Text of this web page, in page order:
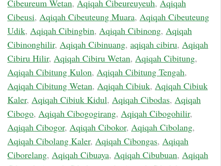
Cibeureum Wetan, Aqiqah Cibeureuyeuh, Aqiqah
Cibeusi, Aqiqah Cibeuteung Muara, Aqiqah Cibeuteung
Udik, Aqiqah Cibingbin, Aqiqah Cibinong, Aqiqah
Cibinonghilir, Aqiqah Cibinuang, aqiqah cibiru, Aqiqah
Cibiru Hilir, Aqiqah Cibiru Wetan, Aqiqah Cibitung,
Aqiqah Cibitung Kulon, Aqiqah Cibitung Tengah,
Aqiqah Cibitung Wetan, Aqiqah Cibiuk, Aqiqah Cibiuk
Kaler, Aqiqah Cibiuk Kidul, Aqiqah Cibodas, Aqiqah
Cibogo, Aqiqah Cibogogirang, Aqiqah Cibogohilir,
Aqiqah Cibogor, Aqiqah Cibokor, Aqiqah Cibolang,
Aqiqah Cibolang Kaler, Aqiqah Cibongas, Aqiqah
Ciborelang, Aqiqah Cibuaya, Aqiqah Cibubuan, Aqiqah